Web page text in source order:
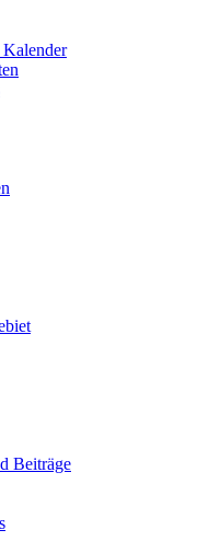
Kalender
Beiträge